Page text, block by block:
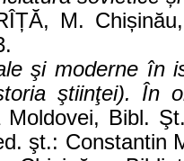
M.
şi moderne în
ştiinţei). În
Bibl.
şt.: Constantin